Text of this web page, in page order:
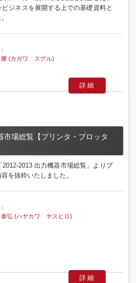
ジネスを展開する上での基礎資料と
(カガワ スグル)
詳細
市場総覧【プリンタ・プロッタ
2013 出力機器市場総覧」よりプ
を抜粋いたしました。
弘 (ハヤカワ ヤスヒロ)
詳細